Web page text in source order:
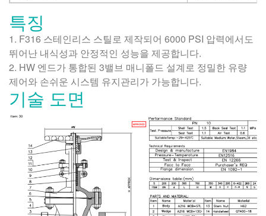
특징
1. F316 스테인리스 스틸로 제작되어 6000 PSI 압력에서도
뛰어난 내식성과 안정적인 성능을 제공합니다.
2. HW 엔드가 통합된 3밸브 매니폴드 설계로 정밀한 유량
제어와 손쉬운 시스템 유지관리가 가능합니다.
기술 도면